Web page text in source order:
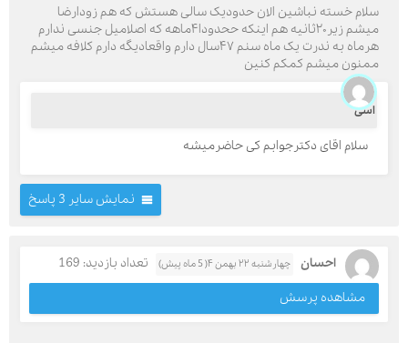
سلام خسته نباشین الان حدودیک سالی هستش که هم زودارضا
میشم زیر۲۰ثانیه هم اینکه ححدودا۴ماهه که اصلامیل جنسی ندارم
هرماه به ندرت یک ماه سنم ۴۷سال دارم واقعادیگه دارم کلافه میشم
ممنون میشم کمکم کنین
اسی
سلام اقای دکترجوابم کی حاضرمیشه
نمایش سایر 3 پاسخ
احسان چهارشنبه ۲۲ بهمن ۴( 5 ماه پیش)
تعداد بازدید: 169
مشاهده پرسش